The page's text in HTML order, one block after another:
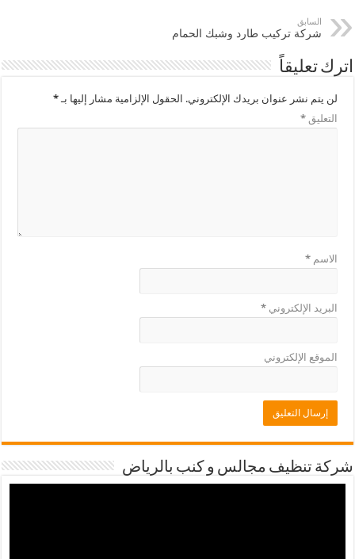
السابق
شركة تركيب طارد وشبك الحمام
اترك تعليقاً
لن يتم نشر عنوان بريدك الإلكتروني. الحقول الإلزامية مشار إليها بـ*
التعليق*
الاسم*
البريد الإلكتروني*
الموقع الإلكتروني
شركة تنظيف مجالس و كنب بالرياض